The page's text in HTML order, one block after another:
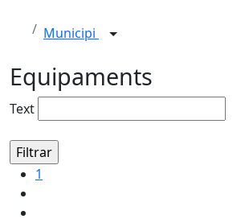
Municipi
Equipaments
Text
1